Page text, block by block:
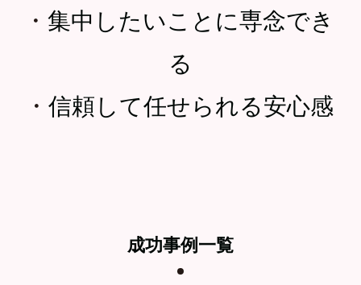
・ 集中したいことに専念でき
る
・ 信頼して任せられる安心感
成功事例一覧